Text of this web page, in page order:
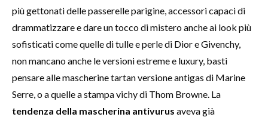
più gettonati delle passerelle parigine, accessori capaci di
drammatizzare e dare un tocco di mistero anche ai look più
sofisticati come quelle di tulle e perle di Dior e Givenchy,
non mancano anche le versioni estreme e luxury, basti
pensare alle mascherine tartan versione antigas di Marine
Serre, o a quelle a stampa vichy di Thom Browne. La
tendenza della mascherina antivurus aveva già